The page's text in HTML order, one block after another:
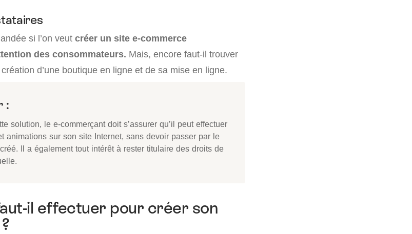
si l’on veut créer un site e-commerce
des consommateurs. Mais, encore faut-il trouver
d’une boutique en ligne et de sa mise en ligne.
:
solution, le e-commerçant doit s’assurer qu’il peut effectuer
animations sur son site Internet, sans devoir passer par le
Il a également tout intérêt à rester titulaire des droits de
il effectuer pour créer son